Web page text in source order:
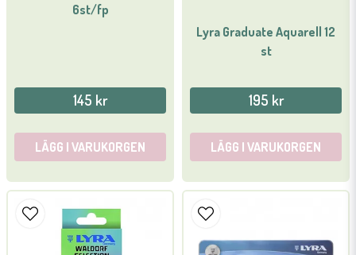
6st/fp
145 kr
LÄGG I VARUKORGEN
Lyra Graduate Aquarell 12
st
195 kr
LÄGG I VARUKORGEN